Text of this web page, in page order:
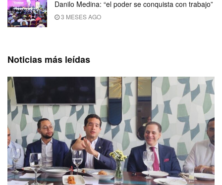
Danilo Medina: “el poder se conquista con trabajo”
3 MESES AGO
Noticias más leídas